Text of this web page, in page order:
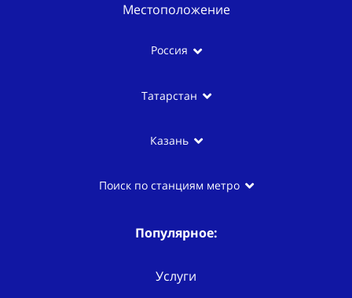
Местоположение
Россия
Татарстан
Казань
Поиск по станциям метро
Популярное:
Услуги